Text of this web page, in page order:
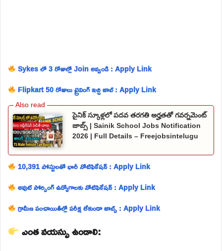
Sykes లో 3 రోజుల్లో Join అవ్వండి : Apply Link
Flipkart 50 రోజులు ట్రైనింగ్ ఇచ్చి జాబ్ : Apply Link
సైనిక్ స్కూళ్లలో పదవ తరగతి అర్హతతో గవర్నమెంట్
జాబ్స్ | Sainik School Jobs Notification
2026 | Full Details – Freejobsintelugu
10,391 పోస్టులతో భారీ నోటిఫికేషన్ : Apply Link
అవుట్ సోర్సింగ్ ఉద్యోగాలకు నోటిఫికేషన్ : Apply Link
గ్రామీణ పంచాయితీల్లో పరీక్ష లేకుండా జాబ్స్ : Apply Link
ఎంత వయస్సు ఉండాలి: